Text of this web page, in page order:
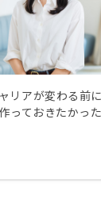
リアが変わる前
っておきたかった